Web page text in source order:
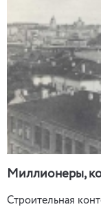
Миллионеры,
Строительная